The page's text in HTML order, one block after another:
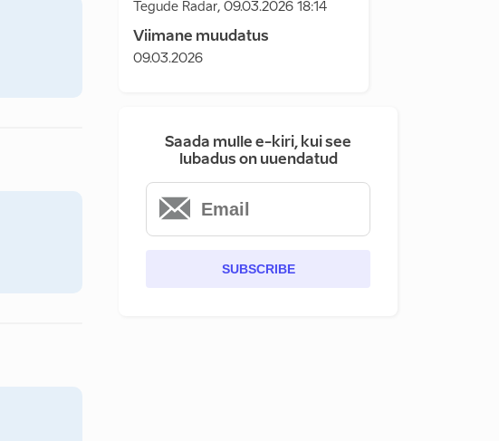
Tegude Radar, 09.03.2026 18:14
Viimane muudatus
09.03.2026
Saada mulle e-kiri, kui see
lubadus on uuendatud
SUBSCRIBE